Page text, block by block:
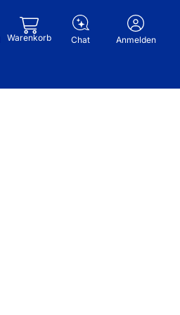
Warenkorb Chat Anmelden